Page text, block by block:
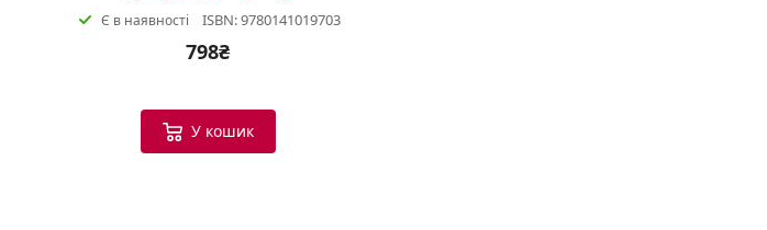
Є в наявності ISBN: 9780141019703
798₴
У кошик